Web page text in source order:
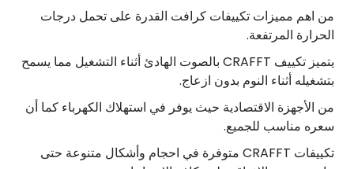
من اهم مميزات تكييفات كرافت القدرة على تحمل درجات
الحرارة المرتفعة.
يتميز تكييف CRAFFT بالصوت الهادئ أثناء التشغيل مما يسمح
بتشغيله أثناء النوم بدون ازعاج.
من الأجهزة الاقتصادية حيث يوفر في استهلاك الكهرباء كما أن
سعره مناسب للجميع.
تكييفات CRAFFT متوفرة في احجام وأشكال متنوعة حتى